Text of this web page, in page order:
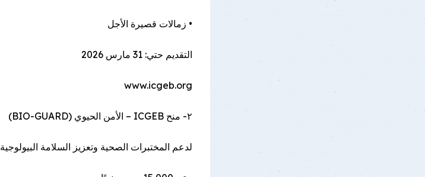
• زمالات قصيرة الأجل
التقديم حتي: 31 مارس 2026
www.icgeb.org
٢- منح ICGEB – الأمن الحيوي (BIO-GUARD)
لدعم المختبرات الصحية وتعزيز السلامة البيولوجية